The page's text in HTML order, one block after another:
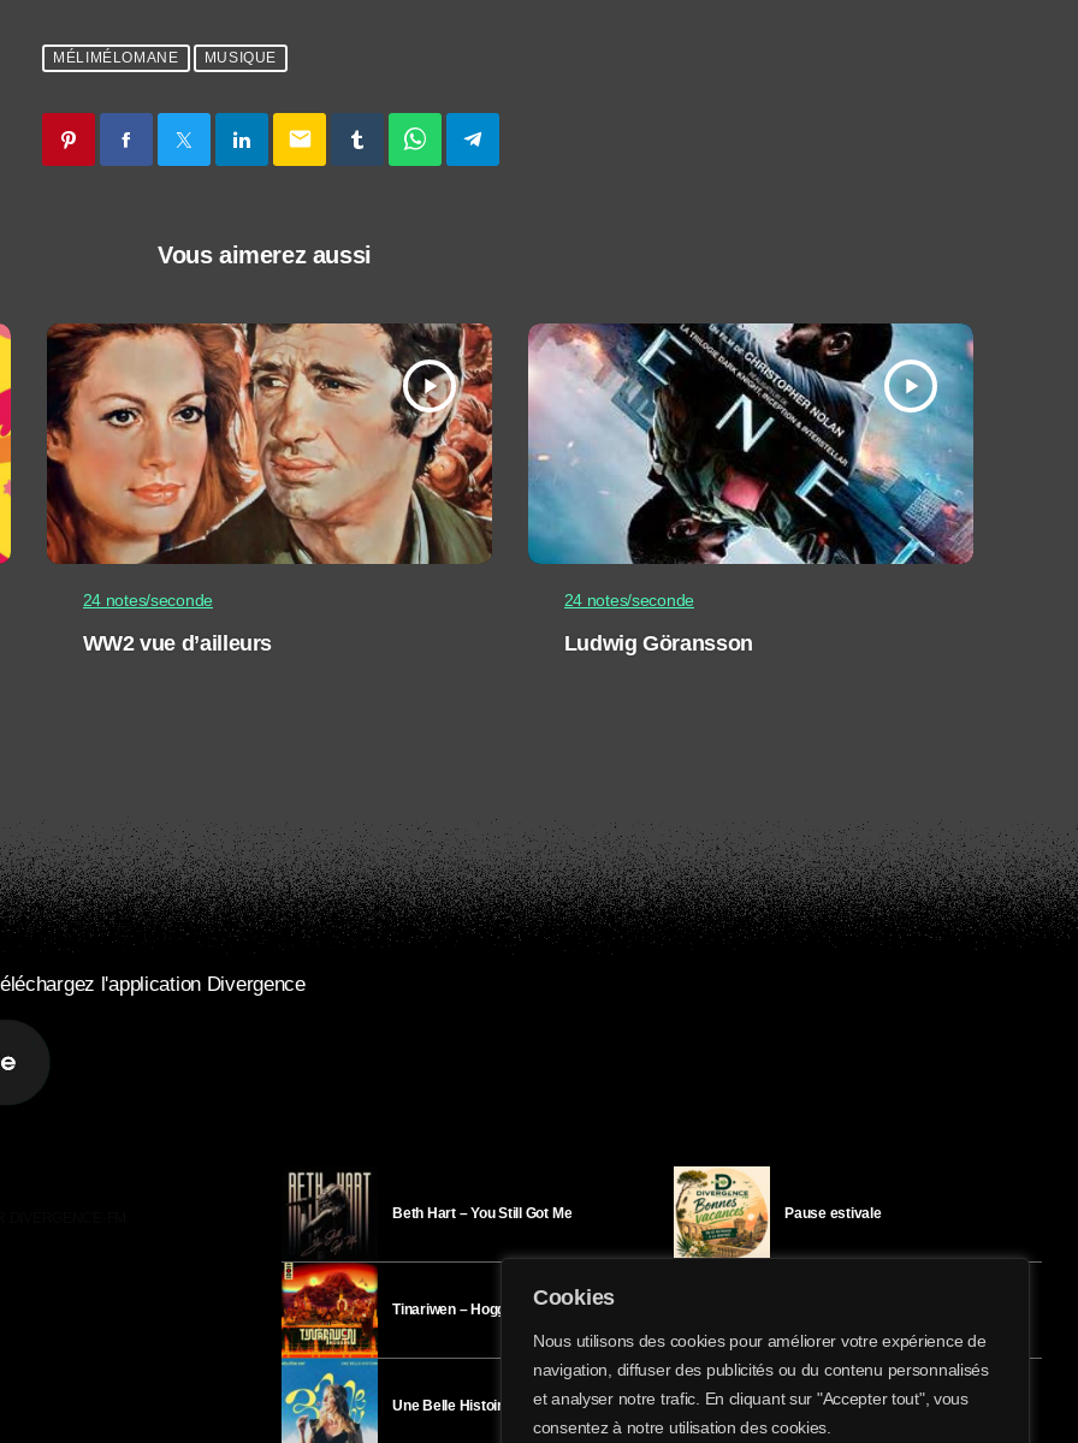
Cookies
Nous utilisons des cookies pour améliorer votre expérience de
navigation, diffuser des publicités ou du contenu personnalisés
et analyser notre trafic. En cliquant sur "Accepter tout", vous
consentez à notre utilisation des cookies.
share
email
MÉLIMÉLOMANE MUSIQUE
email
Vous aimerez aussi
play_arrow
24 notes/seconde
WW2 vue d’ailleurs
play_arrow
24 notes/seconde
Ludwig Göransson
l'application Divergence
Beth Hart – You Still Got Me
Tinariwen – Hoggar
Une Belle Histoire – Héloïse Bay
Pause estivale
Ici l’Ombre – mardi 28 juillet